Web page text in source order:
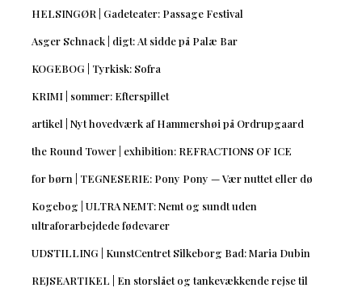
HELSINGØR | Gadeteater: Passage Festival
Asger Schnack | digt: At sidde på Palæ Bar
KOGEBOG | Tyrkisk: Sofra
KRIMI | sommer: Efterspillet
artikel | Nyt hovedværk af Hammershøi på Ordrupgaard
the Round Tower | exhibition: REFRACTIONS OF ICE
for børn | TEGNESERIE: Pony Pony — Vær nuttet eller dø
Kogebog | ULTRA NEMT: Nemt og sundt uden
ultraforarbejdede fødevarer
UDSTILLING | KunstCentret Silkeborg Bad: Maria Dubin
REJSEARTIKEL | En storslået og tankevækkende rejse til